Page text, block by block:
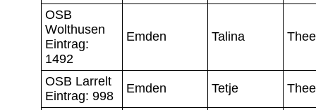
OSB
Wolthusen
Eintrag:
1492
Emden Talina
OSB Larrelt
Eintrag: 998
Emden Tetje